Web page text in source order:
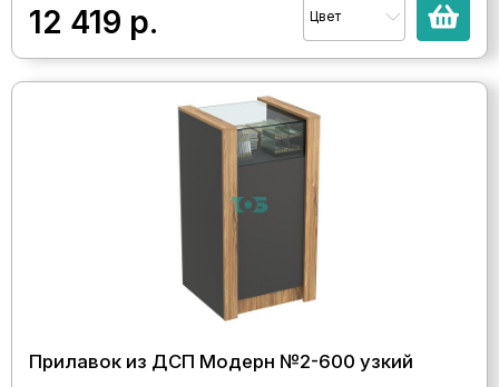
12 419 р. Цвет
Прилавок из ДСП Модерн №2-600 узкий